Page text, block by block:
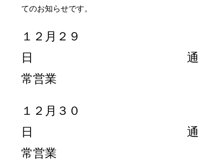
てのお知らせです。
１２月２９
日 通
常営業
１２月３０
日 通
常営業